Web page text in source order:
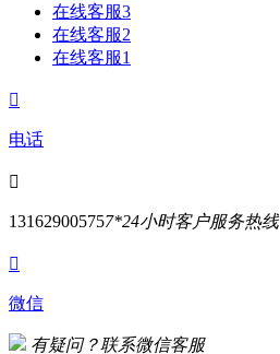
在线客服3
在线客服2
在线客服1

电话

131629005757*24小时客户服务热线

微信
有疑问？联系微信客服